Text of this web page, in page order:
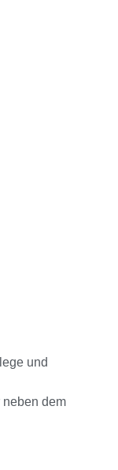
und
neben dem